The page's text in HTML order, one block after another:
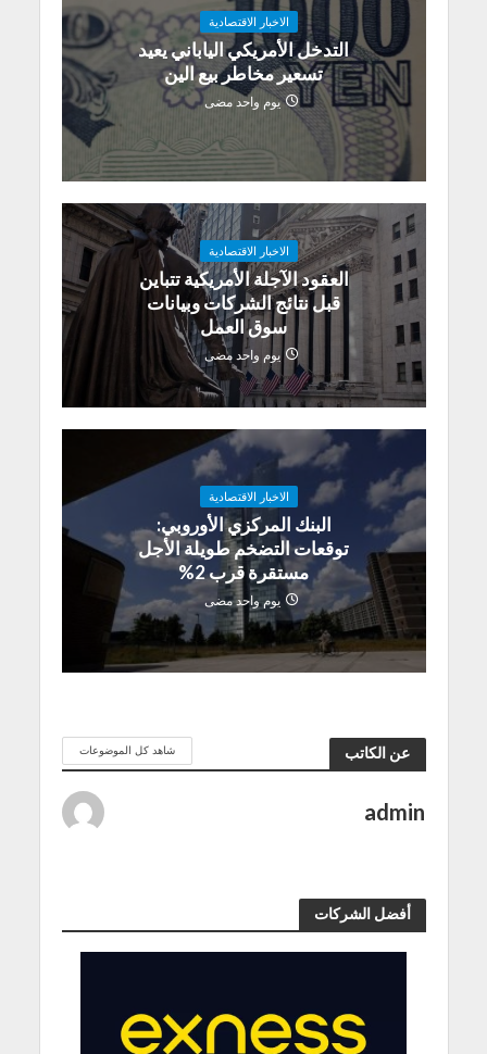
الاخبار الاقتصادية
التدخل الأمريكي الياباني يعيد
تسعير مخاطر بيع الين
يوم واحد مضى
الاخبار الاقتصادية
العقود الآجلة الأمريكية تتباين
قبل نتائج الشركات وبيانات
سوق العمل
يوم واحد مضى
الاخبار الاقتصادية
البنك المركزي الأوروبي:
توقعات التضخم طويلة الأجل
مستقرة قرب 2%
يوم واحد مضى
عن الكاتب شاهد كل الموضوعات
admin
أفضل الشركات